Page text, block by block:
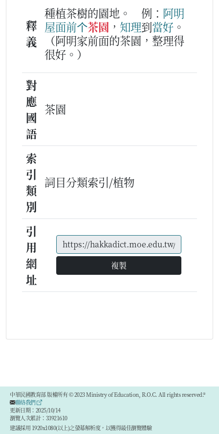
釋
義
種植茶樹的園地。 例： 阿明
屋面前个茶園 ， 知理到當好 。
（阿明家前面的茶園，整理得
很好。）
對
應
國
語
茶園
索
引
類
別
詞目分類索引/植物
引
用
網
址
複製
中華民國教育部 版權所有 © 2023 Ministry of Education, R.O.C. All rights reserved.®
聯絡我們
更新日期：2025/10/14
瀏覽人次累計：33921610
建議採用 1920x1080(以上)之螢幕解析度，以獲得最佳瀏覽體驗